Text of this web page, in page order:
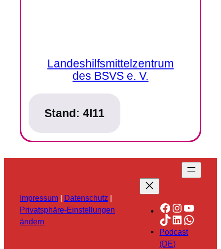
Landeshilfsmittelzentrum
des BSVS e. V.
Stand: 4I11
Impressum | Datenschutz |
Privatsphäre-Einstellungen
ändern
Facebook
TikTok
LinkedIn
Podcast
(DE)